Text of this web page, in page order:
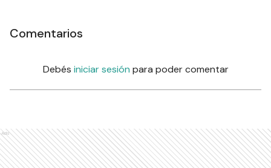
Comentarios
Debés iniciar sesión para poder comentar
Ads